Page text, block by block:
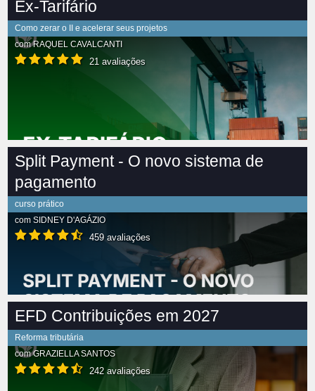
Ex-Tarifário
Como zerar o II e acelerar seus projetos
comRAQUEL CAVALCANTI
21 avaliações
Split Payment - O novo sistema de
pagamento
curso prático
com SIDNEY D'AGÁZIO
459 avaliações
EFD Contribuições em 2027
Reforma tributária
comGRAZIELLA SANTOS
242 avaliações